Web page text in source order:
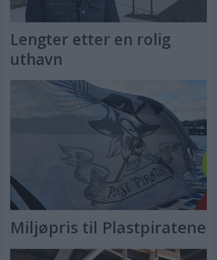
Lengter etter en rolig
uthavn
Miljøpris til Plastpiratene